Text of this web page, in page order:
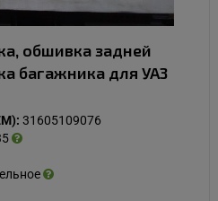
обшивка задней
багажника для УАЗ
31605109076